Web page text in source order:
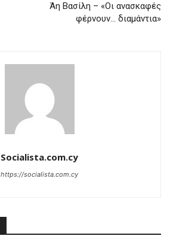
Άη Βασίλη – «Οι ανασκαφές
φέρνουν… διαμάντια»
Socialista.com.cy
https://socialista.com.cy